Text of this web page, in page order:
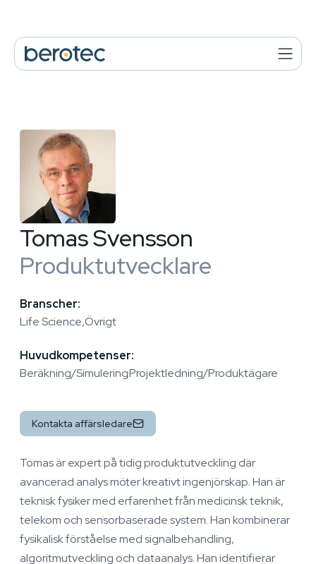
Tomas Svensson
Produktutvecklare
Branscher:
Life ScienceÖvrigt
Huvudkompetenser:
Beräkning/SimuleringProjektledning/Produktägare
Kontakta affärsledare
Tomas är expert på tidig produktutveckling där
avancerad analys möter kreativt ingenjörskap. Han är
teknisk fysiker med erfarenhet från medicinsk teknik,
telekom och sensorbaserade system. Han kombinerar
fysikalisk förståelse med signalbehandling,
algoritmutveckling och dataanalys. Han identifierar